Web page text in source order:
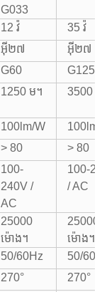
G033
12 វ៉
35 វ៉
អ៊ី២៧
អ៊ី២៧
G60
G125
1250 ម។ 3500
100lm/W
> 80
> 80
100-
240V /
AC
100-
/ AC
25000
ម៉ោង។
25000
ម៉ោង។
50/60Hz
50/
270°
270°